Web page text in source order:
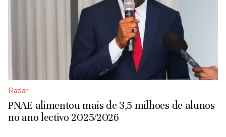
Radar
PNAE alimentou mais de 3,5 milhões de alunos
no ano lectivo 2025/2026